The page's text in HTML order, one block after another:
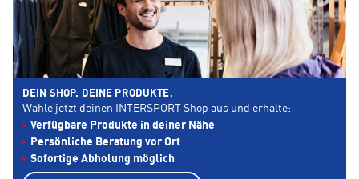
DEIN SHOP. DEINE PRODUKTE.
Wähle jetzt deinen INTERSPORT Shop aus und erhalte:
Verfügbare Produkte in deiner Nähe
Persönliche Beratung vor Ort
Sofortige Abholung möglich